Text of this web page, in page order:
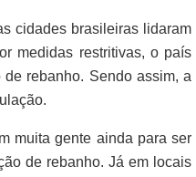
cidades brasileiras lidaram
medidas restritivas, o país
rebanho. Sendo assim, a
muita gente ainda para ser
de rebanho. Já em locais